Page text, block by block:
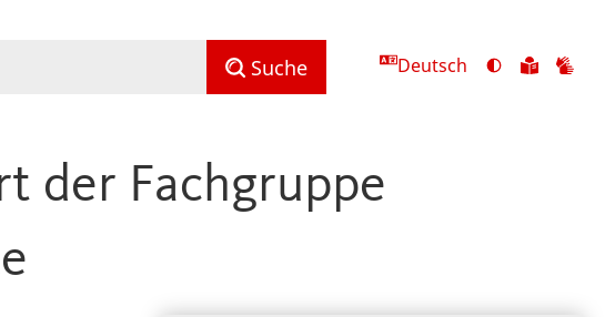
Suche Deutsch
Ansicht
Zu
der Fachgruppe